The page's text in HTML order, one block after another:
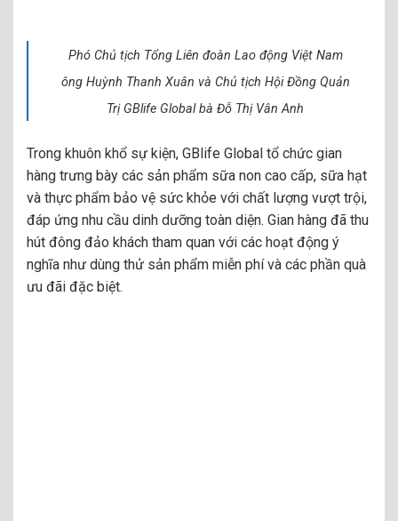
Phó Chủ tịch Tổng Liên đoàn Lao động Việt Nam
ông Huỳnh Thanh Xuân và Chủ tịch Hội Đồng Quản
Trị GBlife Global bà Đỗ Thị Vân Anh
Trong khuôn khổ sự kiện, GBlife Global tổ chức gian
hàng trưng bày các sản phẩm sữa non cao cấp, sữa hạt
và thực phẩm bảo vệ sức khỏe với chất lượng vượt trội,
đáp ứng nhu cầu dinh dưỡng toàn diện. Gian hàng đã thu
hút đông đảo khách tham quan với các hoạt động ý
nghĩa như dùng thử sản phẩm miễn phí và các phần quà
ưu đãi đặc biệt.